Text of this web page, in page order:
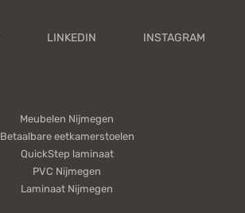
Meubelen Nijmegen
Betaalbare eetkamerstoelen
QuickStep laminaat
PVC Nijmegen
Laminaat Nijmegen